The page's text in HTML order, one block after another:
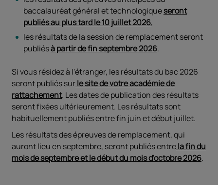
baccalauréat général et technologiqueseront
publiés au plus tard le 10 juillet 2026,
les résultats de la session de remplacement seront
publiésà partir de fin septembre 2026.
Si vous résidez à l'étranger, les résultats du bac 2026
seront publiés surle site de votre académie de
rattachement. Les dates de publication des résultats
seront fixées ultérieurement. Les résultats sont
habituellement publiés entre fin juin et début juillet.
Les résultats des épreuves de remplacement, qui
auront lieu en septembre, seront publiés entrela fin du
mois de septembre et le début du mois d'octobre 2026.